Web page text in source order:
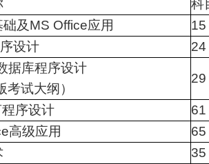
科
及MS Office应用 15
设计 24
据库程序设计
考试大纲）
29
序设计 61
高级应用
65
35